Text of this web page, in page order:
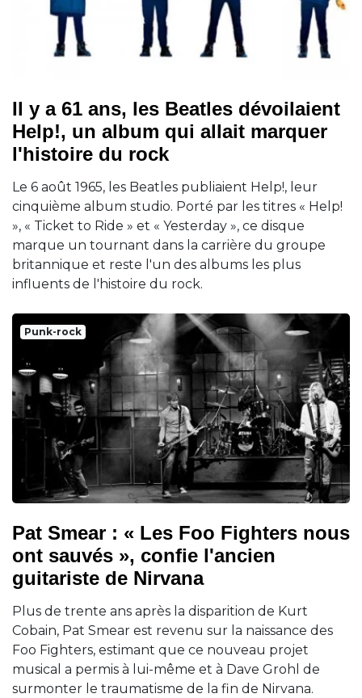
Il y a 61 ans, les Beatles dévoilaient
Help!, un album qui allait marquer
l'histoire du rock
Le 6 août 1965, les Beatles publiaient Help!, leur
cinquième album studio. Porté par les titres « Help!
», « Ticket to Ride » et « Yesterday », ce disque
marque un tournant dans la carrière du groupe
britannique et reste l'un des albums les plus
influents de l'histoire du rock.
Punk-rock
Pat Smear : « Les Foo Fighters nous
ont sauvés », confie l'ancien
guitariste de Nirvana
Plus de trente ans après la disparition de Kurt
Cobain, Pat Smear est revenu sur la naissance des
Foo Fighters, estimant que ce nouveau projet
musical a permis à lui-même et à Dave Grohl de
surmonter le traumatisme de la fin de Nirvana.